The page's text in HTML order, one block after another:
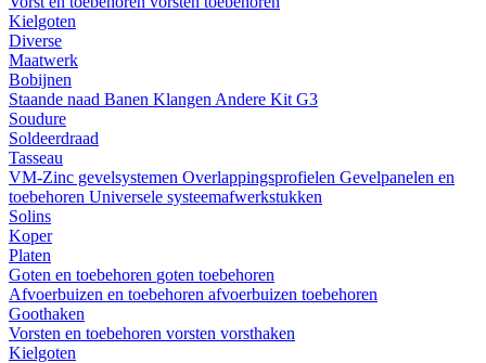
Kielgoten
Diverse
Maatwerk
Bobijnen
Staande naad Banen Klangen Andere Kit G3
Soudure
Soldeerdraad
Tasseau
VM-Zinc gevelsystemen Overlappingsprofielen Gevelpanelen en
toebehoren Universele systeemafwerkstukken
Solins
Koper
Platen
Goten en toebehoren goten toebehoren
Afvoerbuizen en toebehoren afvoerbuizen toebehoren
Goothaken
Vorsten en toebehoren vorsten vorsthaken
Kielgoten